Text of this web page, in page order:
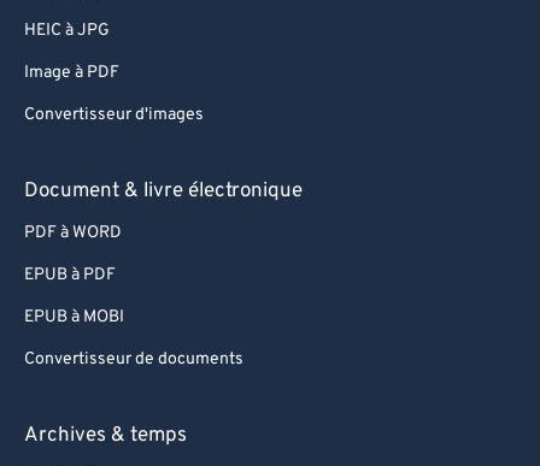
HEIC à JPG
Image à PDF
Convertisseur d'images
Document & livre électronique
PDF à WORD
EPUB à PDF
EPUB à MOBI
Convertisseur de documents
Archives & temps